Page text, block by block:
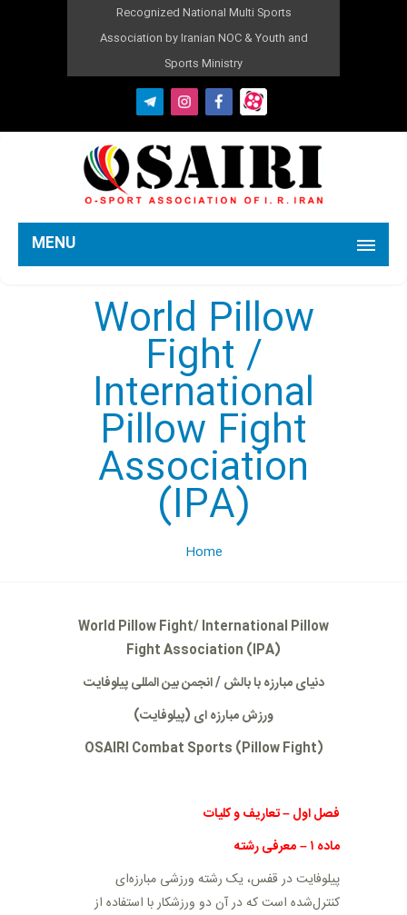
Recognized National Multi Sports
Association by Iranian NOC & Youth and
Sports Ministry
MENU
World Pillow
Fight /
International
Pillow Fight
Association
(IPA)
Home
World Pillow Fight/ International Pillow
Fight Association (IPA)
دنیای مبارزه با بالش/انجمن بین المللی پیلوفایت
ورزشمبارزه ای (پیلوفایت)
OSAIRI Combat Sports (Pillow Fight)
فصل اول–تعاریف و کلیات
ماده ۱–معرفی رشته
پیلوفایت در قفس، یک رشته ورزشی مبارزه‌ای
کنترل‌شده است که در آن دو ورزشکار با استفاده از